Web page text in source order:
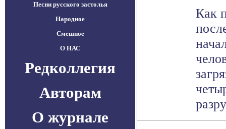
Песни русского застолья
Народное
Смешное
О НАС
Редколлегия
Авторам
О журнале
Как